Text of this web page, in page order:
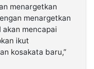
menargetkan
menargetkan
mencapai
ikut
kosakata baru,”